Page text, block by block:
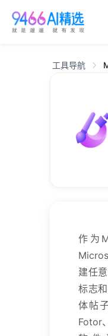
工具导航
作为
建任
标志
体帖
Fotor